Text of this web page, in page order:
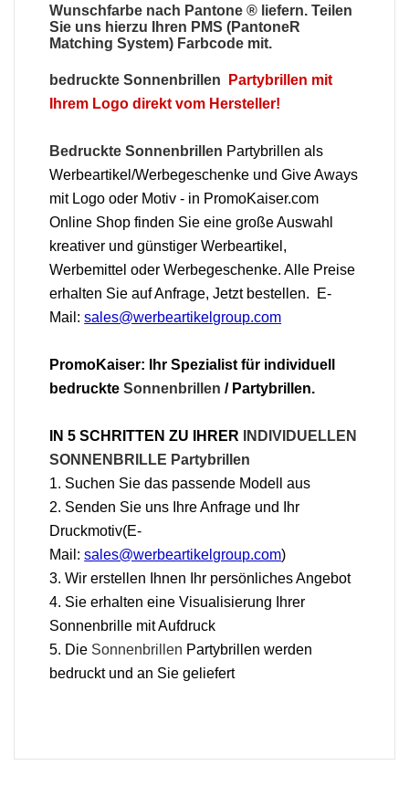
Wunschfarbe nach Pantone ® liefern. Teilen
Sie uns hierzu Ihren PMS (PantoneR
Matching System) Farbcode mit.
bedruckte Sonnenbrillen Partybrillen mit
Ihrem Logo direkt vom Hersteller!
Bedruckte Sonnenbrillen Partybrillen als
Werbeartikel/Werbegeschenke und Give Aways
mit Logo oder Motiv - in PromoKaiser.com
Online Shop finden Sie eine große Auswahl
kreativer und günstiger Werbeartikel,
Werbemittel oder Werbegeschenke. Alle Preise
erhalten Sie auf Anfrage, Jetzt bestellen. E-
Mail:sales@werbeartikelgroup.com
PromoKaiser: Ihr Spezialist für individuell
bedruckteSonnenbrillen / Partybrillen.
IN 5 SCHRITTEN ZU IHRER
INDIVIDUELLEN
SONNENBRILLE Partybrillen
1. Suchen Sie das passende Modell aus
2. Senden Sie uns Ihre Anfrage und Ihr
Druckmotiv(E-
Mail:sales@werbeartikelgroup.com)
3. Wir erstellen Ihnen Ihr persönliches Angebot
4. Sie erhalten eine Visualisierung Ihrer
Sonnenbrille mit Aufdruck
5. Die Sonnenbrillen Partybrillen werden
bedruckt und an Sie geliefert